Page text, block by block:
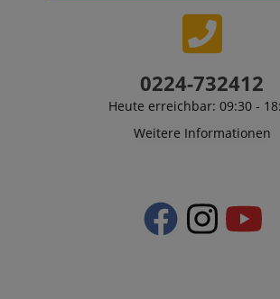
0224-732412
Heute erreichbar: 09:30 -
Weitere Informationen